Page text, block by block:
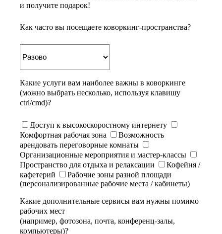
и получите подарок!
Как часто вы посещаете коворкинг-пространства?
Какие услуги вам наиболее важны в коворкинге
(можно выбрать несколько, используя клавишу
ctrl/cmd)?
Доступ к высокоскоростному интернету
Комфортная рабочая зона
Возможность
арендовать переговорные комнаты
Организационные мероприятия и мастер-классы
Пространство для отдыха и релаксации
Кофейня /
кафетерий
Рабочие зоны разной площади
(персонализированные рабочие места / кабинеты)
Какие дополнительные сервисы вам нужны помимо
рабочих мест
(например, фотозона, почта, конференц-залы,
компьютеры)?